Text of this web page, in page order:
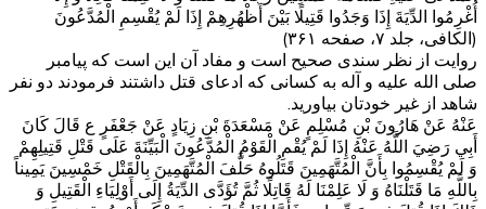
أُغْرِمُوا الدِّيَةَ إِذَا وَجَدُوا قَتِيلًا بَيْنَ أَظْهُرِهِمْ إِذَا لَمْ يُقْسِمِ الْمُدَّعُونَ‌
(الکافی، جلد ۷، صفحه ۳۶۱)
روایت از نظر سندی صحیح است و مفاد آن این است که پیامبر
صلی الله علیه و آله به کسانی که ادعای قتل داشتند فرمودند دو نفر
شاهد از غیر خودتان بیاورید.
عَنْهُ عَنْ هَارُونَ بْنِ مُسْلِمٍ عَنْ مَسْعَدَةَ بْنِ زِيَادٍ عَنْ جَعْفَرٍ ع قَالَ كَانَ
أَبِي رَضِيَ اللَّهُ عَنْهُ إِذَا لَمْ يُقْمِ الْقَوْمُ الْمُدَّعُونَ الْبَيِّنَةَ عَلَى قَتْلِ قَتِيلِهِمْ
وَ لَمْ يُقْسِمُوا بِأَنَّ الْمُتَّهَمِينَ قَتَلُوهُ حَلَّفَ الْمُتَّهَمِينَ بِالْقَتْلِ خَمْسِينَ يَمِيناً
بِاللَّهِ مَا قَتَلْنَاهُ وَ لَا عَلِمْنَا لَهُ قَاتِلًا ثُمَّ تُؤَدَّى الدِّيَةُ إِلَى أَوْلِيَاءِ الْقَتِيلِ وَ